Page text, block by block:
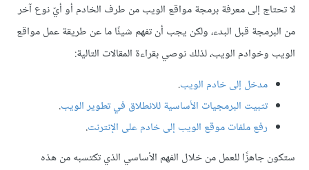
لا تحتاج إلى معرفة برمجة مواقع الويب من طرف الخادم أو أيّ نوع آخر
من البرمجة قبل البدء، ولكن يجب أن تفهم شيئًا ما عن طريقة عمل مواقع
الويب وخوادم الويب، لذلك نوصي بقراءة المقالات التالية:
مدخل إلى خادم الويب.
تثبيت البرمجيات الأساسية للانطلاق في تطوير الويب.
رفع ملفات موقع الويب إلى خادم على الإنترنت.
ستكون جاهزًا للعمل من خلال الفهم الأساسي الذي تكتسبه من هذه